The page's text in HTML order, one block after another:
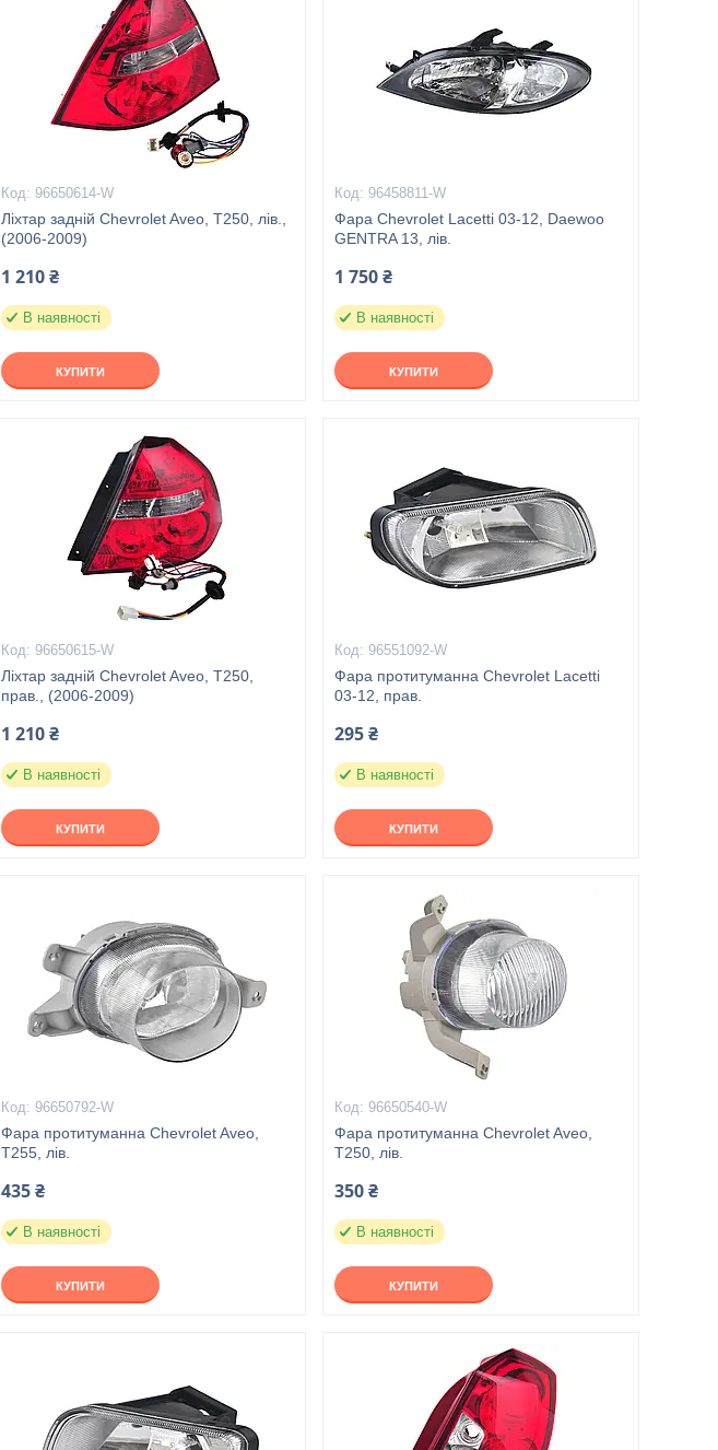
96650614-W
Ліхтар задній Chevrolet Aveo, Т250, лів.,
(2006-2009)
1 210 ₴
В наявності
КУПИТИ
96458811-W
Фара Chevrolet Lacetti 03-12, Daewoo
GENTRA 13, лів.
1 750 ₴
В наявності
КУПИТИ
96650615-W
Ліхтар задній Chevrolet Aveo, Т250,
прав., (2006-2009)
1 210 ₴
В наявності
КУПИТИ
96551092-W
Фара протитуманна Chevrolet Lacetti
03-12, прав.
295 ₴
В наявності
КУПИТИ
96650792-W
Фара протитуманна Chevrolet Aveo,
T255, лів.
435 ₴
В наявності
КУПИТИ
96650540-W
Фара протитуманна Chevrolet Aveo,
T250, лів.
350 ₴
В наявності
КУПИТИ